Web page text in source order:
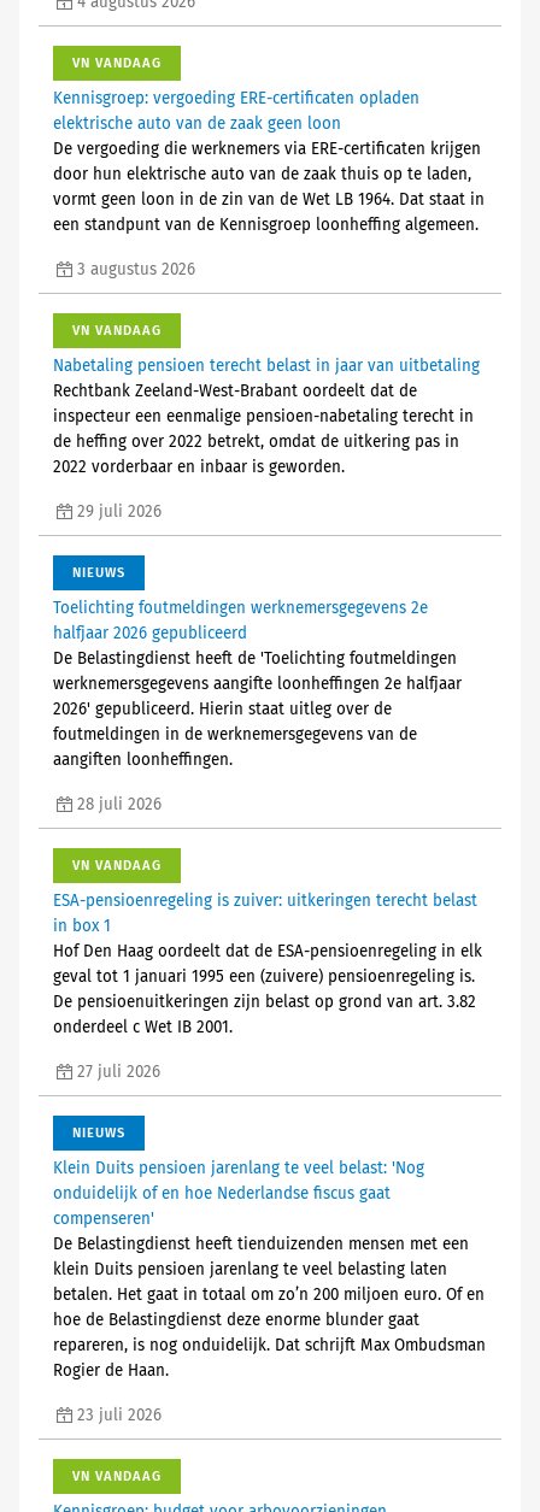
VN VANDAAG
Kennisgroep: vergoeding ERE-certificaten opladen
elektrische auto van de zaak geen loon
De vergoeding die werknemers via ERE-certificaten krijgen
door hun elektrische auto van de zaak thuis op te laden,
vormt geen loon in de zin van de Wet LB 1964. Dat staat in
een standpunt van de Kennisgroep loonheffing algemeen.
3 augustus 2026
VN VANDAAG
Nabetaling pensioen terecht belast in jaar van uitbetaling
Rechtbank Zeeland-West-Brabant oordeelt dat de
inspecteur een eenmalige pensioen-nabetaling terecht in
de heffing over 2022 betrekt, omdat de uitkering pas in
2022 vorderbaar en inbaar is geworden.
29 juli 2026
NIEUWS
Toelichting foutmeldingen werknemersgegevens 2e
halfjaar 2026 gepubliceerd
De Belastingdienst heeft de 'Toelichting foutmeldingen
werknemersgegevens aangifte loonheffingen 2e halfjaar
2026' gepubliceerd. Hierin staat uitleg over de
foutmeldingen in de werknemersgegevens van de
aangiften loonheffingen.
28 juli 2026
VN VANDAAG
ESA-pensioenregeling is zuiver: uitkeringen terecht belast
in box 1
Hof Den Haag oordeelt dat de ESA-pensioenregeling in elk
geval tot 1 januari 1995 een (zuivere) pensioenregeling is.
De pensioenuitkeringen zijn belast op grond van art. 3.82
onderdeel c Wet IB 2001.
27 juli 2026
NIEUWS
Klein Duits pensioen jarenlang te veel belast: 'Nog
onduidelijk of en hoe Nederlandse fiscus gaat
compenseren'
De Belastingdienst heeft tienduizenden mensen met een
klein Duits pensioen jarenlang te veel belasting laten
betalen. Het gaat in totaal om zo’n 200 miljoen euro. Of en
hoe de Belastingdienst deze enorme blunder gaat
repareren, is nog onduidelijk. Dat schrijft Max Ombudsman
Rogier de Haan.
23 juli 2026
VN VANDAAG